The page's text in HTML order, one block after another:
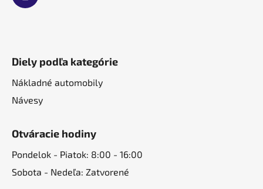
Diely podľa kategórie
Nákladné automobily
Návesy
Otváracie hodiny
Pondelok - Piatok: 8:00 - 16:00
Sobota - Nedeľa: Zatvorené